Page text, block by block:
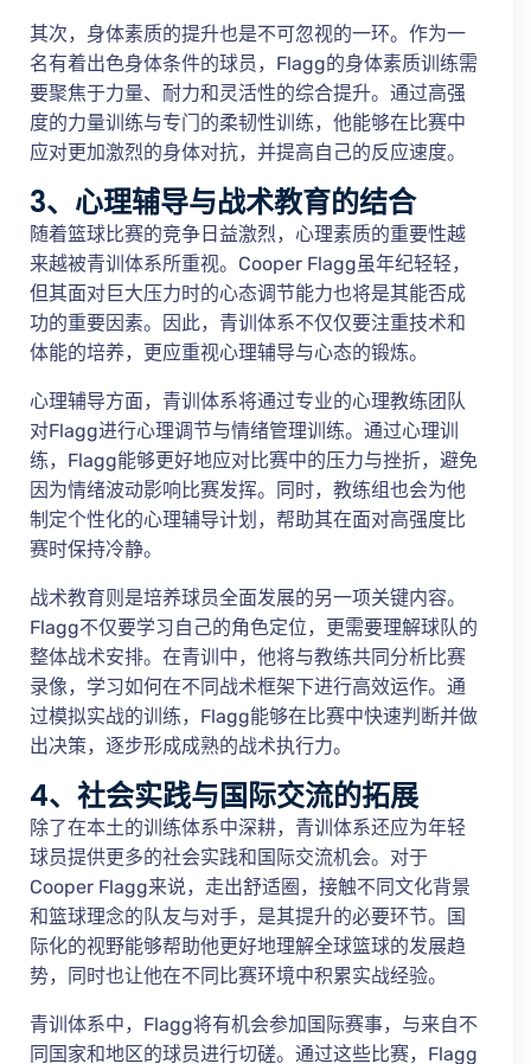
其次，身体素质的提升也是不可忽视的一环。作为一
名有着出色身体条件的球员，Flagg的身体素质训练需
要聚焦于力量、耐力和灵活性的综合提升。通过高强
度的力量训练与专门的柔韧性训练，他能够在比赛中
应对更加激烈的身体对抗，并提高自己的反应速度。
3、心理辅导与战术教育的结合
随着篮球比赛的竞争日益激烈，心理素质的重要性越
来越被青训体系所重视。Cooper Flagg虽年纪轻轻，
但其面对巨大压力时的心态调节能力也将是其能否成
功的重要因素。因此，青训体系不仅仅要注重技术和
体能的培养，更应重视心理辅导与心态的锻炼。
心理辅导方面，青训体系将通过专业的心理教练团队
对Flagg进行心理调节与情绪管理训练。通过心理训
练，Flagg能够更好地应对比赛中的压力与挫折，避免
因为情绪波动影响比赛发挥。同时，教练组也会为他
制定个性化的心理辅导计划，帮助其在面对高强度比
赛时保持冷静。
战术教育则是培养球员全面发展的另一项关键内容。
Flagg不仅要学习自己的角色定位，更需要理解球队的
整体战术安排。在青训中，他将与教练共同分析比赛
录像，学习如何在不同战术框架下进行高效运作。通
过模拟实战的训练，Flagg能够在比赛中快速判断并做
出决策，逐步形成成熟的战术执行力。
4、社会实践与国际交流的拓展
除了在本土的训练体系中深耕，青训体系还应为年轻
球员提供更多的社会实践和国际交流机会。对于
Cooper Flagg来说，走出舒适圈，接触不同文化背景
和篮球理念的队友与对手，是其提升的必要环节。国
际化的视野能够帮助他更好地理解全球篮球的发展趋
势，同时也让他在不同比赛环境中积累实战经验。
青训体系中，Flagg将有机会参加国际赛事，与来自不
同国家和地区的球员进行切磋。通过这些比赛，Flagg